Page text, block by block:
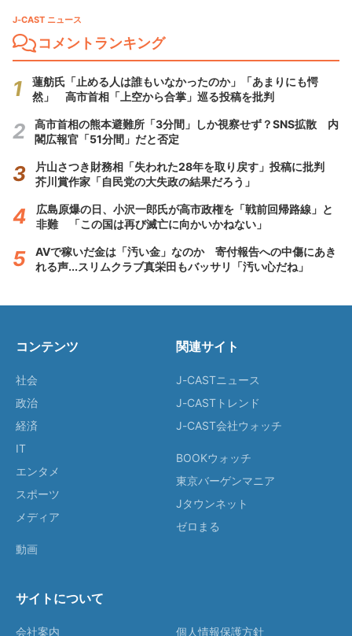
J-CAST ニュース
コメントランキング
蓮舫氏「止める人は誰もいなかったのか」「あまりにも愕
然」 高市首相「上空から合掌」巡る投稿を批判
高市首相の熊本避難所「3分間」しか視察せず？SNS拡散 内
閣広報官「51分間」だと否定
片山さつき財務相「失われた28年を取り戻す」投稿に批判
芥川賞作家「自民党の大失政の結果だろう」
広島原爆の日、小沢一郎氏が高市政権を「戦前回帰路線」と
非難 「この国は再び滅亡に向かいかねない」
AVで稼いだ金は「汚い金」なのか 寄付報告への中傷にあき
れる声...スリムクラブ真栄田もバッサリ「汚い心だね」
コンテンツ
社会
政治
経済
IT
エンタメ
スポーツ
メディア
動画
関連サイト
J-CASTニュース
J-CASTトレンド
J-CAST会社ウォッチ
BOOKウォッチ
東京バーゲンマニア
Jタウンネット
ゼロまる
サイトについて
会社案内 個人情報保護方針